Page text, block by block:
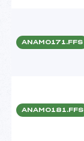
ANAM0171.FFS
ANAM0181.FFS